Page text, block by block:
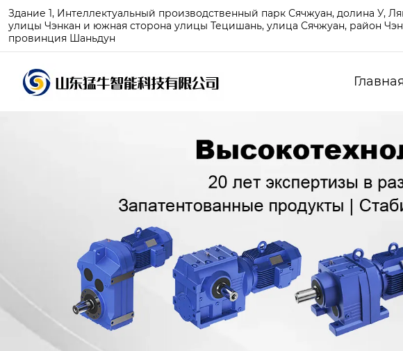
Здание 1, Интеллектуальный производственный парк Сячжуан, долина У,
улицы Чэнкан и южная сторона улицы Тецишань, улица Сячжуан, район
провинция Шаньдун